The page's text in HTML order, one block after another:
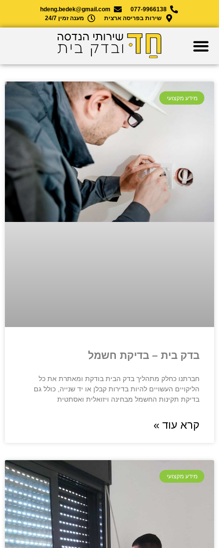
077-9966138
hdeng.bedek@gmail.com
שירות בפריסה ארצית
מענה זמין 24/7
מידע מקצועי
בדק בית – בדיקת חשמל
חברתנו כחלק מתהליך בדק הבית בודקת ומאתרת את כל
הליקויים העשויים להיות בדירות קבלן או יד שנייה, כולל גם
בדיקת תקינות החשמל מבחינה ויזואלית ואסתטית
קרא עוד »
מידע מקצועי